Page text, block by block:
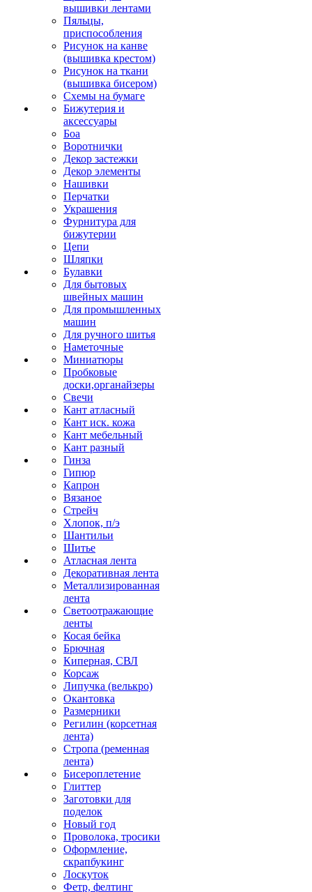
вышивки лентами
Пяльцы,
приспособления
Рисунок на канве
(вышивка крестом)
Рисунок на ткани
(вышивка бисером)
Схемы на бумаге
Бижутерия и
аксессуары
Боа
Воротнички
Декор застежки
Декор элементы
Нашивки
Перчатки
Украшения
Фурнитура для
бижутерии
Цепи
Шляпки
Булавки
Для бытовых
швейных машин
Для промышленных
машин
Для ручного шитья
Наметочные
Миниатюры
Пробковые
доски,органайзеры
Свечи
Кант атласный
Кант иск. кожа
Кант мебельный
Кант разный
Гинза
Гипюр
Капрон
Вязаное
Стрейч
Хлопок, п/э
Шантильи
Шитье
Атласная лента
Декоративная лента
Металлизированная
лента
Светоотражающие
ленты
Косая бейка
Брючная
Киперная, СВЛ
Корсаж
Липучка (велькро)
Окантовка
Размерники
Регилин (корсетная
лента)
Стропа (ременная
лента)
Бисероплетение
Глиттер
Заготовки для
поделок
Новый год
Проволока, тросики
Оформление,
скрапбукинг
Лоскуток
Фетр, фелтинг